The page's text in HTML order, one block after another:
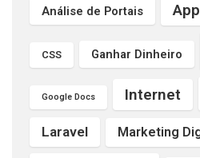
Análise de Portais
CSS Ganhar Dinheiro
Google Docs Internet
Laravel Marketing